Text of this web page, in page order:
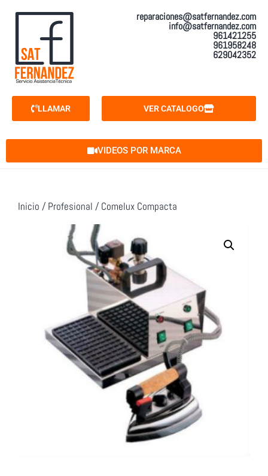
reparaciones@satfernandez.com
info@satfernandez.com
961421255
961958248
629042352
LLAMAR VER CATALOGO
VIDEOS POR MARCA
Inicio / Profesional / Comelux Compacta